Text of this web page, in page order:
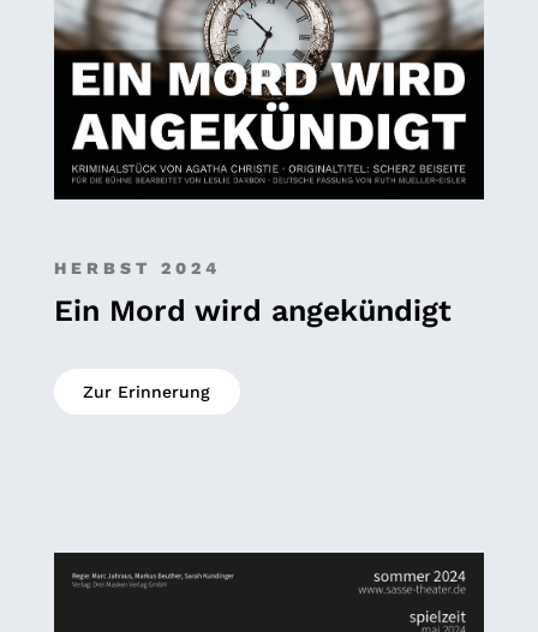
HERBST 2024
Ein Mord wird angekündigt
Zur Erinnerung